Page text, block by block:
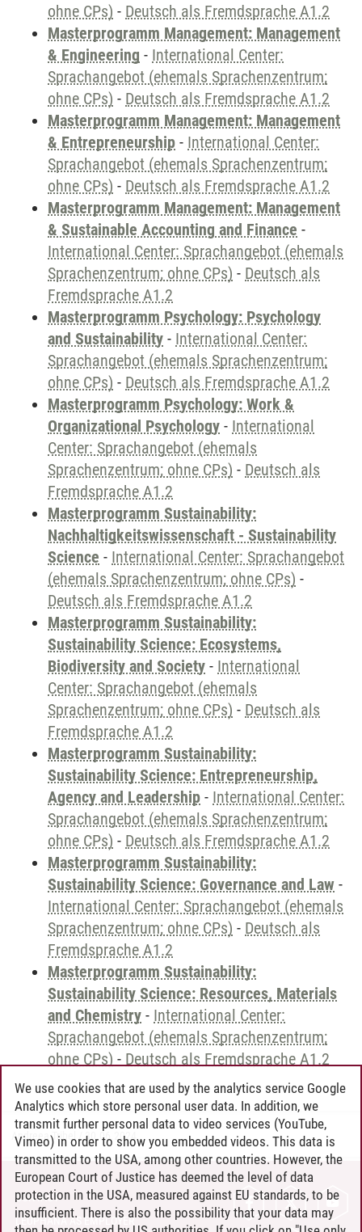
ohne CPs) - Deutsch als Fremdsprache A1.2
Masterprogramm Management: Management
& Engineering - International Center:
Sprachangebot (ehemals Sprachenzentrum;
ohne CPs) - Deutsch als Fremdsprache A1.2
Masterprogramm Management: Management
& Entrepreneurship - International Center:
Sprachangebot (ehemals Sprachenzentrum;
ohne CPs) - Deutsch als Fremdsprache A1.2
Masterprogramm Management: Management
& Sustainable Accounting and Finance -
International Center: Sprachangebot (ehemals
Sprachenzentrum; ohne CPs) - Deutsch als
Fremdsprache A1.2
Masterprogramm Psychology: Psychology
and Sustainability - International Center:
Sprachangebot (ehemals Sprachenzentrum;
ohne CPs) - Deutsch als Fremdsprache A1.2
Masterprogramm Psychology: Work &
Organizational Psychology - International
Center: Sprachangebot (ehemals
Sprachenzentrum; ohne CPs) - Deutsch als
Fremdsprache A1.2
Masterprogramm Sustainability:
Nachhaltigkeitswissenschaft - Sustainability
Science - International Center: Sprachangebot
(ehemals Sprachenzentrum; ohne CPs) -
Deutsch als Fremdsprache A1.2
Masterprogramm Sustainability:
Sustainability Science: Ecosystems,
Biodiversity and Society - International
Center: Sprachangebot (ehemals
Sprachenzentrum; ohne CPs) - Deutsch als
Fremdsprache A1.2
Masterprogramm Sustainability:
Sustainability Science: Entrepreneurship,
Agency and Leadership - International Center:
Sprachangebot (ehemals Sprachenzentrum;
ohne CPs) - Deutsch als Fremdsprache A1.2
Masterprogramm Sustainability:
Sustainability Science: Governance and Law -
International Center: Sprachangebot (ehemals
Sprachenzentrum; ohne CPs) - Deutsch als
Fremdsprache A1.2
Masterprogramm Sustainability:
Sustainability Science: Resources, Materials
and Chemistry - International Center:
Sprachangebot (ehemals Sprachenzentrum;
ohne CPs) - Deutsch als Fremdsprache A1.2
Andreea Tribel 30.06.2024
CONTACT
LEUPHANA AS EMPLOYER
We use cookies that are used by the analytics service Google
Analytics which store personal user data. In addition, we
transmit further personal data to video services (YouTube,
Vimeo) in order to show you embedded videos. This data is
transmitted to the USA, among other countries. However, the
European Court of Justice has deemed the level of data
protection in the USA, measured against EU standards, to be
insufficient. There is also the possibility that your data may